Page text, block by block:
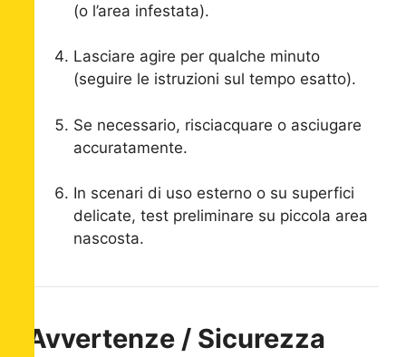
(o l’area infestata).
Lasciare agire per qualche minuto
(seguire le istruzioni sul tempo esatto).
Se necessario, risciacquare o asciugare
accuratamente.
In scenari di uso esterno o su superfici
delicate, test preliminare su piccola area
nascosta.
Avvertenze / Sicurezza